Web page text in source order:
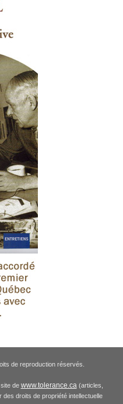
de reproduction réservés.
de www.tolerance.ca (articles,
droits de propriété intellectuelle